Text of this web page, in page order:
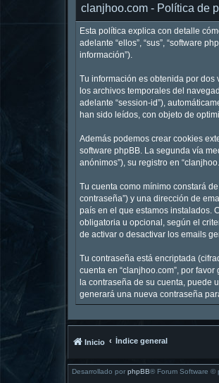
clanjhoo.com - Política de
Esta política explica con detalle
adelante “ellos”, “sus”, “software
información”).
Tu información es obtenida por dos
los archivos temporales del
adelante “session-id”),
han sido leídos, con objeto de
Además podemos crear cookies
software phpBB. La segunda vía
anónimos”), su registro en
Tu cuenta como mínimo constará
contraseña”) y una dirección de
país en el que estamos instalados.
obligatoria u opcional, según el
de activar o desactivar los emails
Tu contraseña está encriptada
cuenta en “clanjhoo.com”, por
la contraseña de su cuenta, puede
generará una nueva contraseña
Inicio Índice general
Desarrollado por phpBB® Forum Software ©